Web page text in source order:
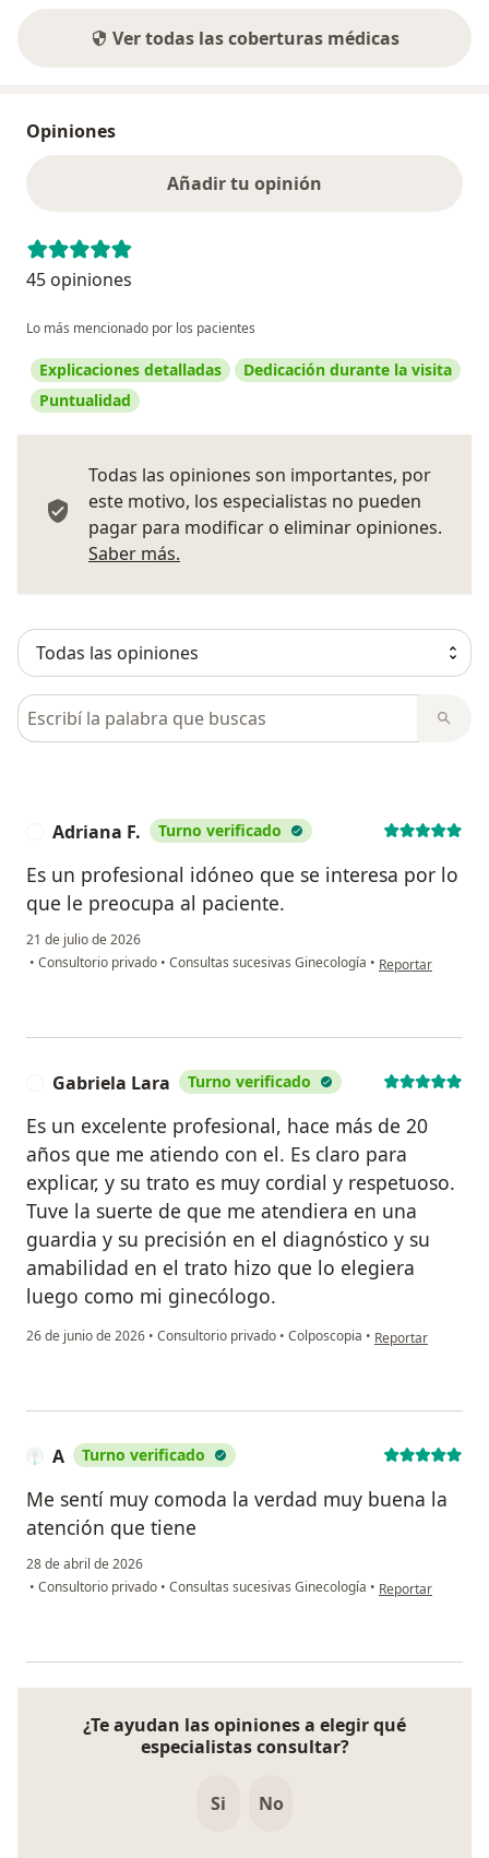
Ver todas las coberturas médicas
Opiniones
Añadir tu opinión
45 opiniones
Lo más mencionado por los pacientes
Explicaciones detalladas
Dedicación durante la visita
Puntualidad
Todas las opiniones son importantes, por
este motivo, los especialistas no pueden
pagar para modificar o eliminar opiniones.
Saber más.
Busca en opiniones
Adriana F. Turno verificado
Es un profesional idóneo que se interesa por lo
que le preocupa al paciente.
21 de julio de 2026
• Consultorio privado • Consultas sucesivas Ginecología • en opinión del
Reportar
Gabriela Lara Turno verificado
Es un excelente profesional, hace más de 20
años que me atiendo con el. Es claro para
explicar, y su trato es muy cordial y respetuoso.
Tuve la suerte de que me atendiera en una
guardia y su precisión en el diagnóstico y su
amabilidad en el trato hizo que lo elegiera
luego como mi ginecólogo.
26 de junio de 2026 • Consultorio privado • Colposcopia • en opinión del
Reportar
A Turno verificado
Me sentí muy comoda la verdad muy buena la
atención que tiene
28 de abril de 2026
• Consultorio privado • Consultas sucesivas Ginecología • en opinión del
Reportar
¿Te ayudan las opiniones a elegir qué
especialistas consultar?
Si No